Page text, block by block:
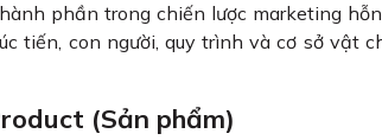
phần trong chiến lược marketing
tiến, con người, quy trình và cơ sở vật
(Sản phẩm)